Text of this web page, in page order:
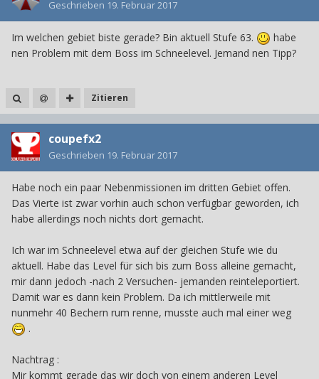
Geschrieben 19. Februar 2017
Im welchen gebiet biste gerade? Bin aktuell Stufe 63.
habe
nen Problem mit dem Boss im Schneelevel. Jemand nen Tipp?
Zitieren
coupefx2
Geschrieben 19. Februar 2017
Habe noch ein paar Nebenmissionen im dritten Gebiet offen.
Das Vierte ist zwar vorhin auch schon verfügbar geworden, ich
habe allerdings noch nichts dort gemacht.
Ich war im Schneelevel etwa auf der gleichen Stufe wie du
aktuell. Habe das Level für sich bis zum Boss alleine gemacht,
mir dann jedoch -nach 2 Versuchen- jemanden reinteleportiert.
Damit war es dann kein Problem. Da ich mittlerweile mit
nunmehr 40 Bechern rum renne, musste auch mal einer weg
.
Nachtrag :
Mir kommt gerade das wir doch von einem anderen Level